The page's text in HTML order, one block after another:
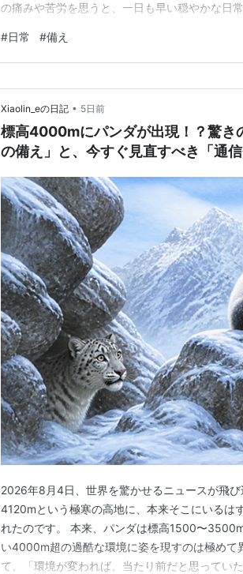
の痛みや苦労を思うと、一日も早い穏やかな日
です。 ニュースなどでそれらの被害を見ている
だけ酷いと個人ではどうにもならない・・・」
#日常 #備え
Xiaolin_eの日記 • 5日前
標高4000mにパンダが出現！？驚き
の備え」と、今すぐ見直すべき「通
2026年8月4日、世界を驚かせるニュースが飛
4120mという極寒の高地に、本来そこにいるは
れたのです。 本来、パンダは標高1500〜
い4000m超の過酷な環境に姿を現すのは極めて
て、「環境が変われば、当たり前だと思ってい